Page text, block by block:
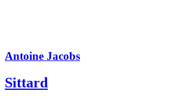
Antoine Jacobs
Sittard